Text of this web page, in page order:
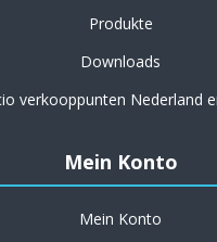
Produkte
Downloads
verkooppunten Nederland
Mein Konto
Mein Konto